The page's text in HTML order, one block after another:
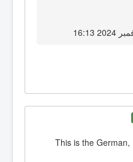
This is the